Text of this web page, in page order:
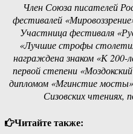
Член Союза писателей
фестивалей
Участница фестиваля
«Лучшие строфы
награждена знаком «К
первой степени
дипломом «Мгинстие
Сизовских чтениях,
Читайте также: